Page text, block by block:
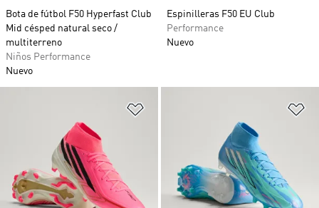
Bota de fútbol F50 Hyperfast Club
Mid césped natural seco /
multiterreno
Niños Performance
Nuevo
Espinilleras F50 EU Club
Performance
Nuevo